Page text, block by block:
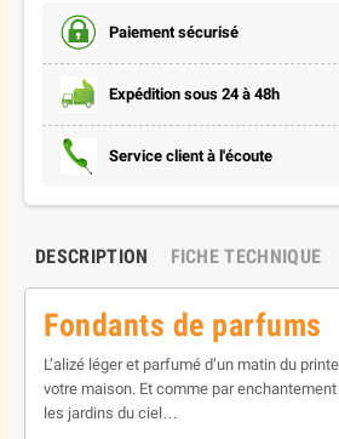
Paiement sécurisé
Expédition sous 24 à 48h
Service client à l'écoute
DESCRIPTION FICHE TECHNIQUE
Fondants de parfums
L’alizé léger et parfumé d’un matin du
votre maison. Et comme par enchantement
les jardins du ciel…